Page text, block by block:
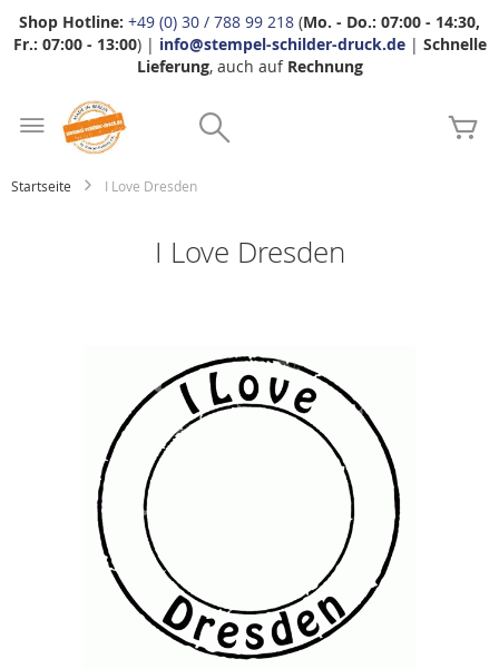
Shop Hotline: +49 (0) 30 / 788 99 218 (Mo. - Do.: 07:00 - 14:30,
Fr.: 07:00 - 13:00) | info@stempel-schilder-druck.de| Schnelle
Lieferung, auch auf Rechnung
Startseite I Love Dresden
I Love Dresden